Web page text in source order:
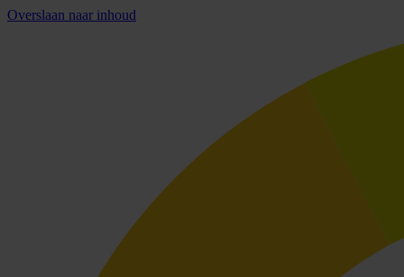
Overslaan naar inhoud